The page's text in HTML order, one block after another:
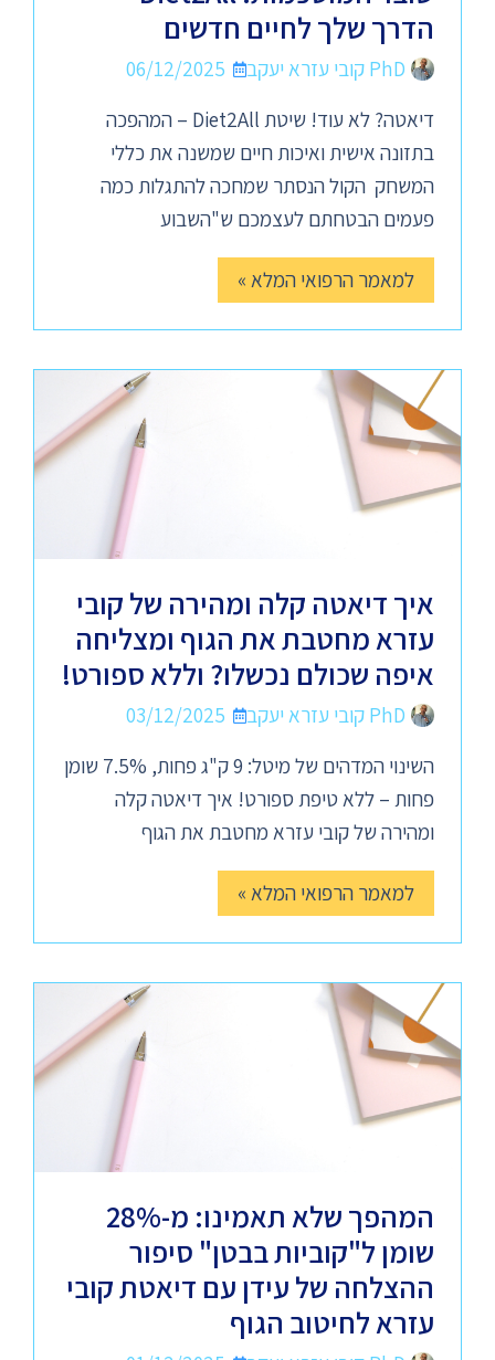
הדרך שלך לחיים חדשים
PhD קובי עזרא יעקב
06/12/2025
דיאטה? לא עוד! שיטת Diet2All – המהפכה
בתזונה אישית ואיכות חיים שמשנה את כללי
המשחק הקול הנסתר שמחכה להתגלות כמה
פעמים הבטחתם לעצמכם ש"השבוע
למאמר הרפואי המלא »
איך דיאטה קלה ומהירה של קובי
עזרא מחטבת את הגוף ומצליחה
איפה שכולם נכשלו? וללא ספורט!
PhD קובי עזרא יעקב
03/12/2025
השינוי המדהים של מיטל: 9 ק"ג פחות, 7.5% שומן
פחות – ללא טיפת ספורט! איך דיאטה קלה
ומהירה של קובי עזרא מחטבת את הגוף
למאמר הרפואי המלא »
המהפך שלא תאמינו: מ-28%
שומן ל"קוביות בבטן" סיפור
ההצלחה של עידן עם דיאטת קובי
עזרא לחיטוב הגוף